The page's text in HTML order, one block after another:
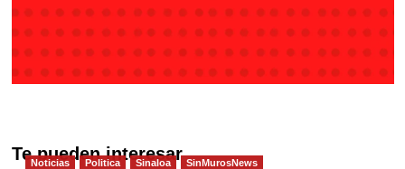
Te pueden interesar
Noticias Politica Sinaloa SinMurosNews